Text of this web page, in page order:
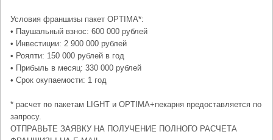
Условия франшизы пакет OPTIMA*:
• Паушальный взнос: 600 000 рублей
• Инвестиции: 2 900 000 рублей
• Роялти: 150 000 рублей в год
• Прибыль в месяц: 330 000 рублей
• Срок окупаемости: 1 год
* расчет по пакетам LIGHT и OPTIMA+пекарня предоставляется по
запросу.
ОТПРАВЬТЕ ЗАЯВКУ НА ПОЛУЧЕНИЕ ПОЛНОГО РАСЧЕТА